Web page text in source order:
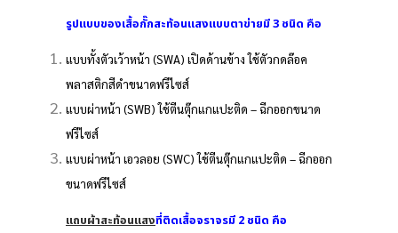
รูปแบบของเสื้อกั๊กสะท้อนแสงแบบตาข่ายมี 3 ชนิด คือ
แบบทั้งตัวเว้าหน้า (SWA) เปิดด้านข้าง ใช้ตัวกดล๊อค
พลาสติกสีดำขนาดฟรีไซส์
แบบผ่าหน้า (SWB) ใช้ตีนตุ๊กแกแปะติด – ฉีกออกขนาด
ฟรีไซส์
แบบผ่าหน้า เอวลอย (SWC) ใช้ตีนตุ๊กแกแปะติด – ฉีกออก
ขนาดฟรีไซส์
แถบผ้าสะท้อนแสงที่ติดเสื้อจราจรมี 2 ชนิด คือ